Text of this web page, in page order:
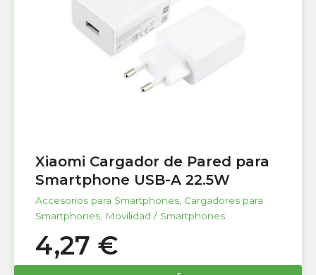
Xiaomi Cargador de Pared para
Smartphone USB-A 22.5W
Accesorios para Smartphones, Cargadores para
Smartphones, Movilidad / Smartphones
4,27 €